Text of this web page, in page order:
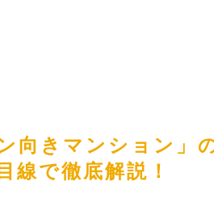
向きマンション」
線で徹底解説！